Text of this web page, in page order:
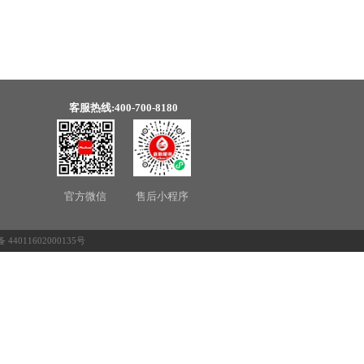
客服热线:400-700-8180
售后小程序
官方微信
44011602000135号